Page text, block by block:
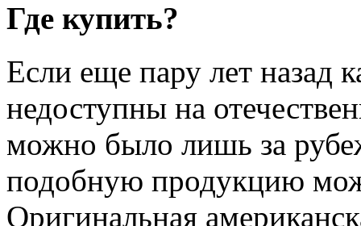
Где купить?
Если еще пару лет назад
недоступны на
можно было лишь за
подобную продукцию
Оригинальная